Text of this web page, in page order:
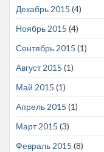
Декабрь 2015 (4)
Ноябрь 2015 (4)
Сентябрь 2015 (1)
Август 2015 (1)
Май 2015 (1)
Апрель 2015 (1)
Март 2015 (3)
Февраль 2015 (8)